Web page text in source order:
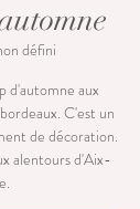
défini
d'automne aux
C'est un
de décoration.
alentours d'Aix-